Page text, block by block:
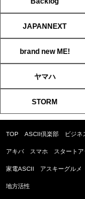
JAPANNEXT
brand new ME!
ヤマハ
STORM
TOP ASCII倶楽部 ビジネ
アキバ スマホ スタートア
家電ASCII アスキーグルメ
地方活性